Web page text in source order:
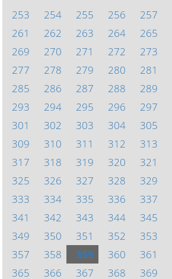
253
254 255 256 257
261
262 263 264 265
269
270 271 272 273
277
278 279 280 281
285
286 287 288 289
293
294 295 296 297
301
302 303 304 305
309
310 311 312 313
317
318 319 320 321
325
326 327 328 329
333
334 335 336 337
341
342 343 344 345
349
350 351 352 353
357
358 359 360 361
365
366 367 368 369